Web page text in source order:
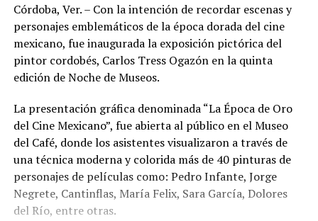
Córdoba, Ver. – Con la intención de recordar escenas y
personajes emblemáticos de la época dorada del cine
mexicano, fue inaugurada la exposición pictórica del
pintor cordobés, Carlos Tress Ogazón en la quinta
edición de Noche de Museos.
La presentación gráfica denominada “La Época de Oro
del Cine Mexicano”, fue abierta al público en el Museo
del Café, donde los asistentes visualizaron a través de
una técnica moderna y colorida más de 40 pinturas de
personajes de películas como: Pedro Infante, Jorge
Negrete, Cantinflas, María Felix, Sara García, Dolores
del Río, entre otras.